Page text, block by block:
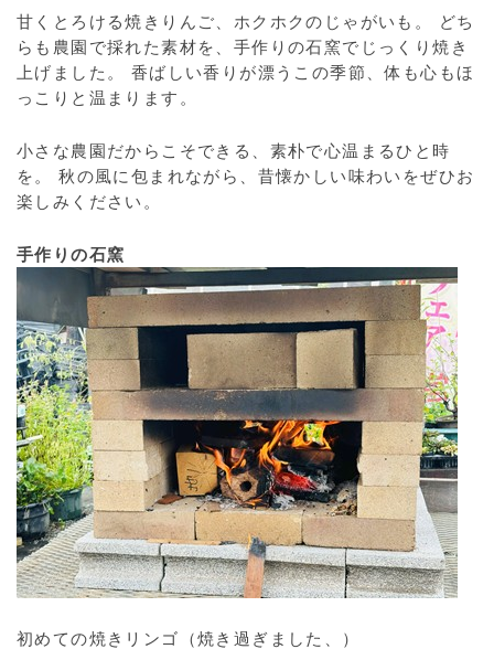
甘くとろける焼きりんご、ホクホクのじゃがいも。 どち
らも農園で採れた素材を、手作りの石窯でじっくり焼き
上げました。 香ばしい香りが漂うこの季節、体も心もほ
っこりと温まります。
小さな農園だからこそできる、素朴で心温まるひと時
を。 秋の風に包まれながら、昔懐かしい味わいをぜひお
楽しみください。
手作りの石窯
初めての焼きリンゴ（焼き過ぎました、）